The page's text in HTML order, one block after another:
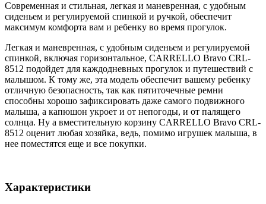
Современная и стильная, легкая и маневренная, с удобным
сиденьем и регулируемой спинкой и ручкой, обеспечит
максимум комфорта вам и ребенку во время прогулок.
Легкая и маневренная, с удобным сиденьем и регулируемой
спинкой, включая горизонтальное, CARRELLO Bravo CRL-
8512 подойдет для каждодневных прогулок и путешествий с
малышом. К тому же, эта модель обеспечит вашему ребенку
отличную безопасность, так как пятиточечные ремни
способны хорошо зафиксировать даже самого подвижного
малыша, а капюшон укроет и от непогоды, и от палящего
солнца. Ну а вместительную корзину CARRELLO Bravo CRL-
8512 оценит любая хозяйка, ведь, помимо игрушек малыша, в
нее поместятся еще и все покупки.
Характеристики